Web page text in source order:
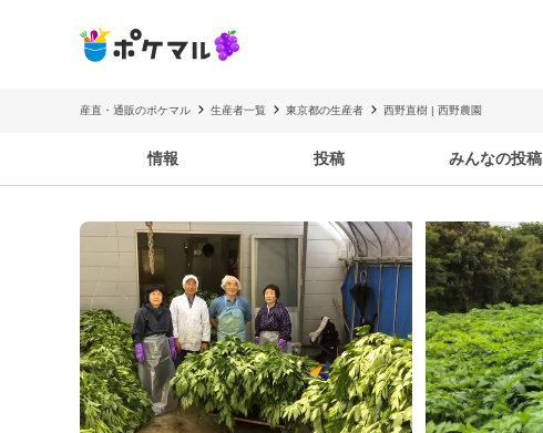
産直・通販のポケマル 生産者一覧 東京都の生産者 西野直樹 | 西野農園
情報 投稿 みんなの投稿